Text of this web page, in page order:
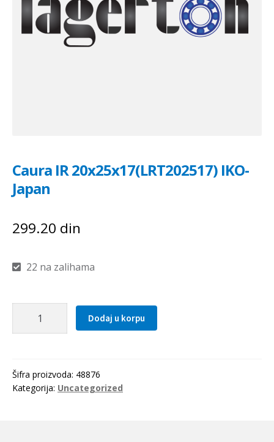
Caura IR 20x25x17(LRT202517) IKO-
Japan
299.20 din
22 na zalihama
Japan
količina
Dodaj u korpu
Šifra proizvoda: 48876
Kategorija: Uncategorized